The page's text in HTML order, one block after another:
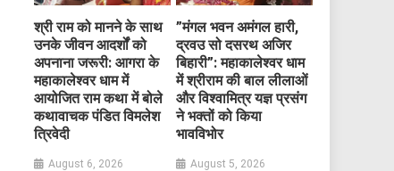
​श्री राम को मानने के साथ
उनके जीवन आदर्शों को
अपनाना जरूरी: आगरा के
महाकालेश्वर धाम में
आयोजित राम कथा में बोले
कथावाचक पंडित विमलेश
त्रिवेदी
August 6, 2026
​”मंगल भवन अमंगल हारी,
द्रवउ सो दसरथ अजिर
बिहारी”: महाकालेश्वर धाम
में श्रीराम की बाल लीलाओं
और विश्वामित्र यज्ञ प्रसंग
ने भक्तों को किया
भावविभोर
August 5, 2026